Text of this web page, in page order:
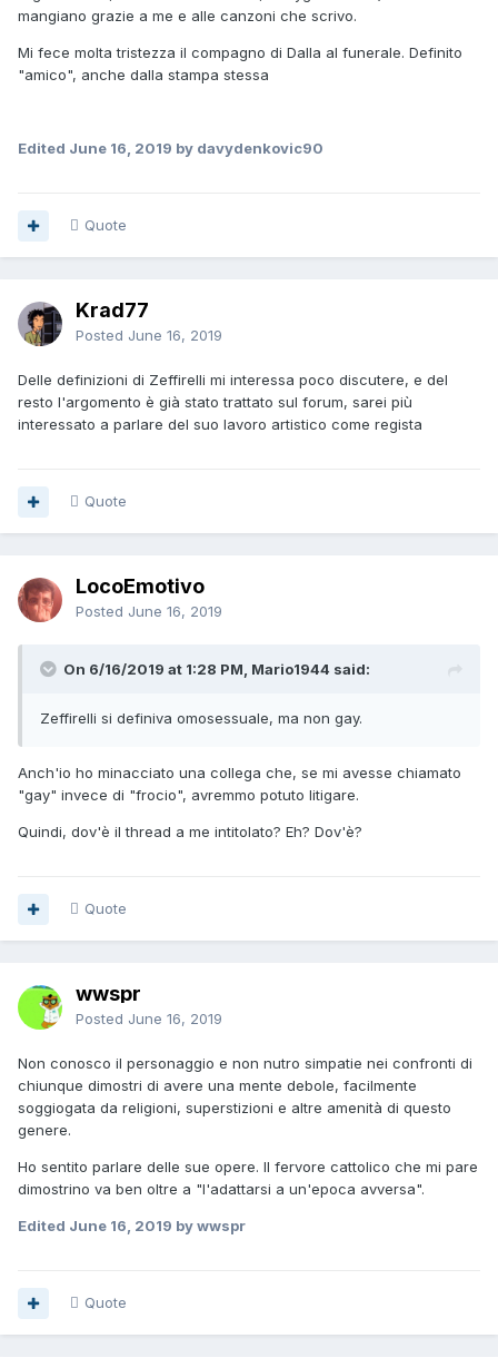
mangiano grazie a me e alle canzoni che scrivo.
Mi fece molta tristezza il compagno di Dalla al funerale. Definito
"amico", anche dalla stampa stessa
Edited June 16, 2019 by davydenkovic90
Quote
Krad77
Posted June 16, 2019
Delle definizioni di Zeffirelli mi interessa poco discutere, e del
resto l'argomento è già stato trattato sul forum, sarei più
interessato a parlare del suo lavoro artistico come regista
Quote
LocoEmotivo
Posted June 16, 2019
On 6/16/2019 at 1:28 PM, Mario1944 said:
Zeffirelli si definiva omosessuale, ma non gay.
Anch'io ho minacciato una collega che, se mi avesse chiamato
"gay" invece di "frocio", avremmo potuto litigare.
Quindi, dov'è il thread a me intitolato? Eh? Dov'è?
Quote
wwspr
Posted June 16, 2019
Non conosco il personaggio e non nutro simpatie nei confronti di
chiunque dimostri di avere una mente debole, facilmente
soggiogata da religioni, superstizioni e altre amenità di questo
genere.
Ho sentito parlare delle sue opere. Il fervore cattolico che mi pare
dimostrino va ben oltre a "l'adattarsi a un'epoca avversa".
Edited June 16, 2019 by wwspr
Quote